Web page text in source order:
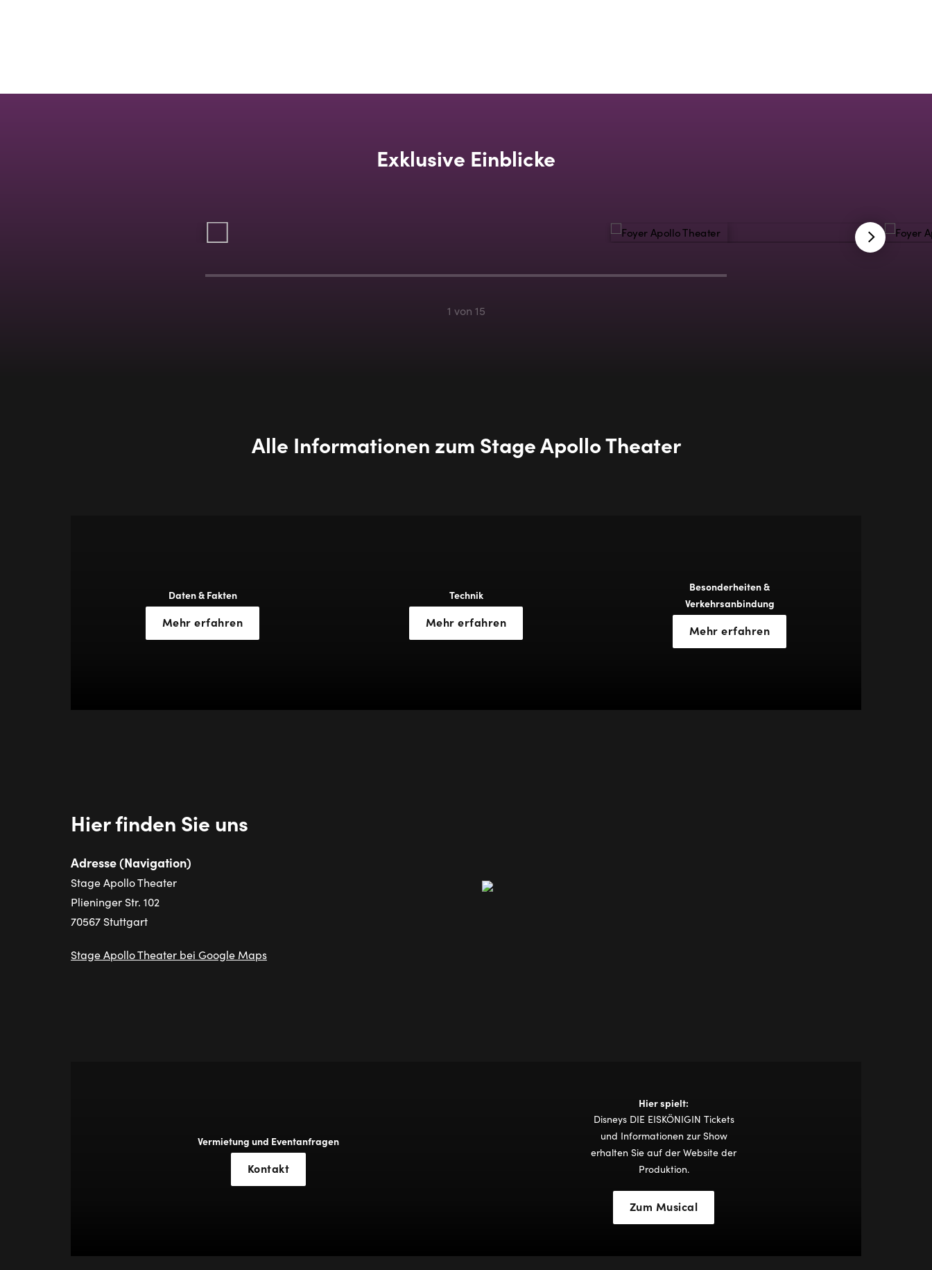
Exklusive Einblicke
1 von 15
Alle Informationen zum Stage Apollo Theater
Daten & Fakten
Mehr erfahren
Technik
Mehr erfahren
Besonderheiten &
Verkehrsanbindung
Mehr erfahren
Hier finden Sie uns
Adresse (Navigation)
Stage Apollo Theater
Plieninger Str. 102
70567 Stuttgart
Stage Apollo Theater bei Google Maps
Vermietung und Eventanfragen
Kontakt
Hier spielt:
Disneys DIE EISKÖNIGIN Tickets
und Informationen zur Show
erhalten Sie auf der Website der
Produktion.
Zum Musical